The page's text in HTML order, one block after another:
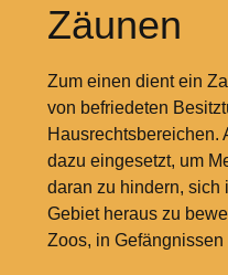
Zäunen
Zum einen dient ein
von befriedeten
Hausrechtsbereichen.
dazu eingesetzt, um
daran zu hindern, sich
Gebiet heraus zu
Zoos, in Gefängnissen